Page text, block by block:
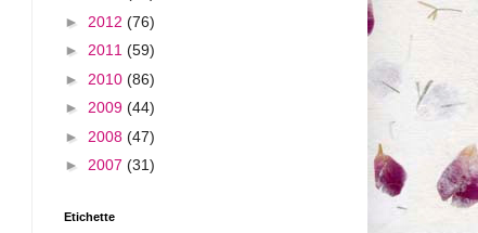
► 2012 (76)
► 2011 (59)
► 2010 (86)
► 2009 (44)
► 2008 (47)
► 2007 (31)
Etichette